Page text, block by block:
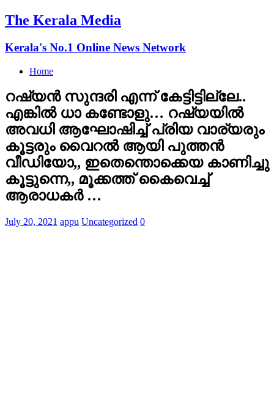
The Kerala Media
Kerala's No.1 Online News Network
Home
റഷ്യന്‍ സുന്ദരി എന്ന് കേട്ടിട്ടില്ലേ..
എങ്കില്‍ ധാ കണ്ടോളു… റഷ്യയില്‍
അവധി ആഘോഷിച്ച് പ്രിയ വാര്യരും
കൂട്ടരും വൈറല്‍ ആയി പുത്തന്‍
വീഡിയോ,, ഇതെന്തൊക്കെയ കാണിച്ചു
കൂട്ടുന്നെ,, മൂക്കത്ത് കൈവെച്ച്
ആരാധകര്‍ …
July 20, 2021 appu Uncategorized 0